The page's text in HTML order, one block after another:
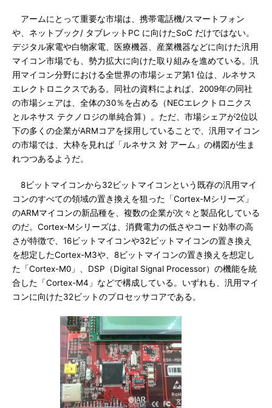
アームにとって重要な市場は、携帯電話機/スマートフォン
や、ネットブック/ タブレットPC に向けたSoC だけではない。
デジタル家電や白物家電、医療機器、産業機器などに向けた汎用
マイコン市場でも、勢力拡大に向けた取り組みを進めている。汎
用マイコン分野における全世界の市場シェア第1 位は、ルネサス
エレクトロニクスである。同社の資料によれば、2009年の同社
の市場シェアは、全体の30％を占める（NECエレクトロニクス
とルネサス テクノロジの単純合算）。ただ、市場シェアが2位以
下の多くの企業がARMコアを採用していることで、汎用マイコン
の市場では、大枠を見れば「ルネサス 対 アーム」の構図が生ま
れつつあるようだ。
8ビットマイコンから32ビットマイコンという既存の汎用マイ
コンのすべての領域の置き換えを狙った「Cortex-Mシリーズ」
のARMマイコンの新品種を、複数の企業が次々と製品化している
のだ。Cortex-Mシリーズは、消費電力の低さやコード効率の高
さが特徴で、16ビットマイコンや32ビットマイコンの置き換え
を想定したCortex-M3や、8ビットマイコンの置き換えを想定し
た「Cortex-M0」、DSP（Digital Signal Processor）の機能を統
合した「Cortex-M4」などで構成している。いずれも、汎用マイ
コンに向けた32ビットのプロセッサコアである。